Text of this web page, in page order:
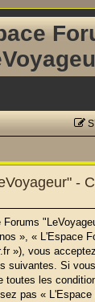
-
», « L'Espace
»), vous
suivantes. Si
toutes les
pas «